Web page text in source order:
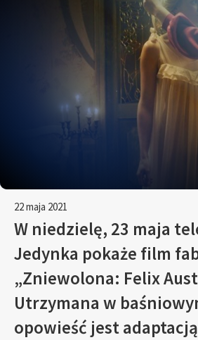
22 maja 2021
W niedzielę, 23 maja
Jedynka pokaże film
„Zniewolona: Felix
Utrzymana w
opowieść jest adaptacją